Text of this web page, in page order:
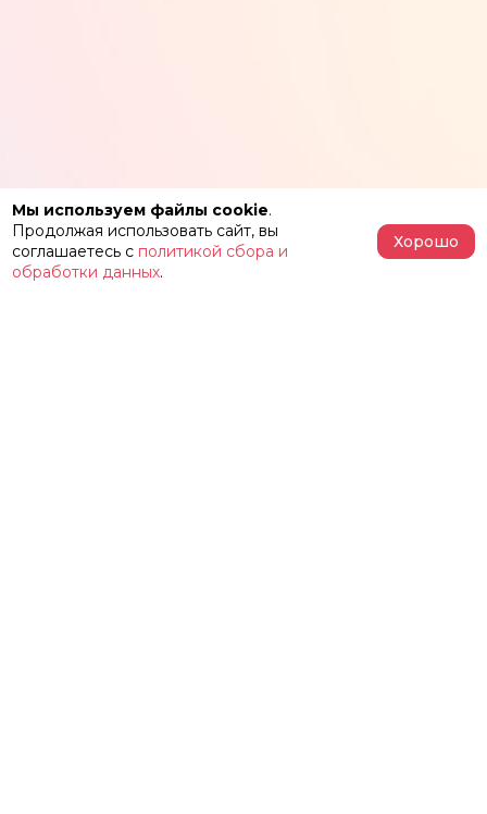
Мы используем файлы cookie.
Продолжая использовать сайт, вы
соглашаетесь с политикой сбора и
обработки данных.
Хорошо